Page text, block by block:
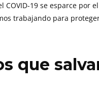
COVID-19 se esparce por
trabajando para
que